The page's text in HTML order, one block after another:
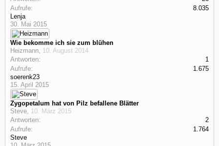
Aufrufe:
8.035
Lenja
30. Mai 2015
Wie bekomme ich sie zum blühen
Heizmann, 10. August 2014
Antworten:
1
Aufrufe:
1.675
soerenk23
15. April 2015
Zygopetalum hat von Pilz befallene Blätter
Steve, 10. März 2015
Antworten:
2
Aufrufe:
1.764
Steve